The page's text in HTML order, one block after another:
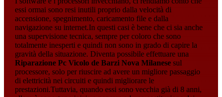
essi ormai sono resi inutili proprio dalla velocità di
accensione, spegnimento, caricamento file e dalla
navigazione su internet.In questi casi è bene che ci sia anche
una supervisione tecnica, sempre per coloro che sono
totalmente inesperti e quindi non sono in grado di capire la
gravità della situazione. Diventa possibile effettuare una
Riparazione Pc Vicolo de Barzi Nova Milanesesul
processore, solo per riuscire ad avere un migliore passaggio
di elettricità nei circuiti e quindi migliorare le
prestazioni.Tuttavia, quando essi sono vecchia già di 8 anni,